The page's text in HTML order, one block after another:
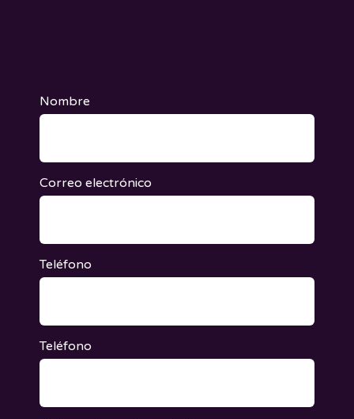
Nombre
Correo electrónico
Teléfono
Teléfono